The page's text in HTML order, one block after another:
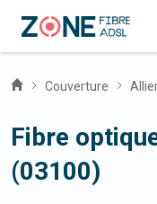
Couverture
Fibre
(03100)